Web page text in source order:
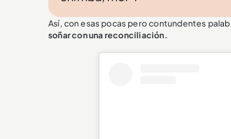
Así, con esas pocas pero contundentes
soñar con una reconciliación.